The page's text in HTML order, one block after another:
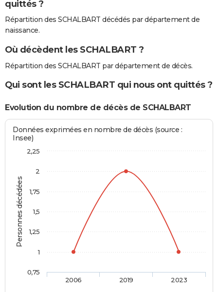
quittés ?
Répartition des SCHALBART décédés par département de
naissance.
Où décèdent les SCHALBART ?
Répartition des SCHALBART par département de décès.
Qui sont les SCHALBART qui nous ont quittés ?
Evolution du nombre de décès de SCHALBART
Personnes décédées
Données exprimées en nombre de décès (source :
Insee)
2006 2019 2023
0,75
1
1,25
1,5
1,75
2
2,25